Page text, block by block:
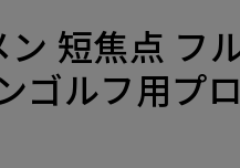
短焦点 フ
ゴルフ用プ